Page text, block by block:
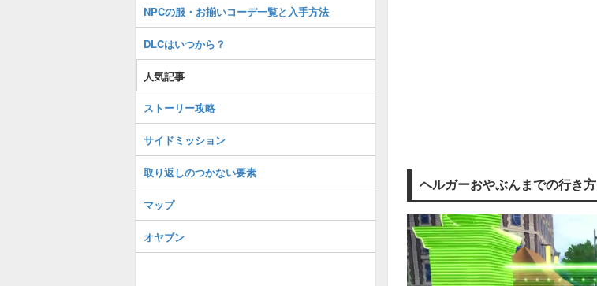
ヘルガーおやぶんまでの行き方
NPCの服・お揃いコーデ一覧と入手方法
DLCはいつから？
人気記事
ストーリー攻略
サイドミッション
取り返しのつかない要素
マップ
オヤブン